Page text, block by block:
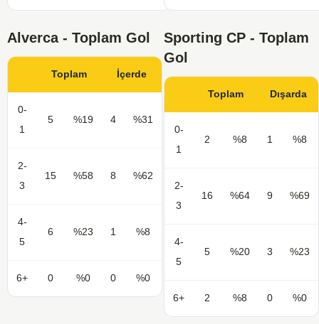
Alverca - Toplam Gol
Toplam İçerde
0-
1
5 %19 4 %31
2-
3
15 %58 8 %62
4-
5
6 %23 1 %8
6+ 0 %0 0 %0
Sporting CP - Toplam
Gol
Toplam Dışarda
0-
1
2 %8 1 %8
2-
3
16 %64 9 %69
4-
5
5 %20 3 %23
6+ 2 %8 0 %0